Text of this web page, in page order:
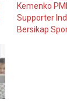
Kemenko
Supporter
Bersikap